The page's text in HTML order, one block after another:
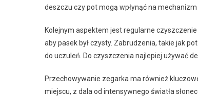
deszczu czy pot mogą wpłynąć na mechanizm
Kolejnym aspektem jest regularne
aby pasek był czysty. Zabrudzenia, takie jak
do uczuleń. Do czyszczenia najlepiej używać
Przechowywanie zegarka ma również
miejscu, z dala od intensywnego światła